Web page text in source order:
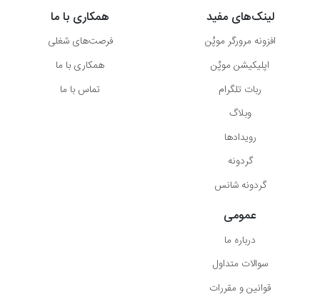
لینک‌های مفید
افزونه مرورگر موپُن
اپلیکیشن موپُن
ربات تلگرام
وبلاگ
رویدادها
گردونه
گردونه شانس
همکاری با ما
فرصت‌های شغلی
همکاری با ما
تماس با ما
عمومی
درباره ما
سوالات متداول
قوانین و مقررات